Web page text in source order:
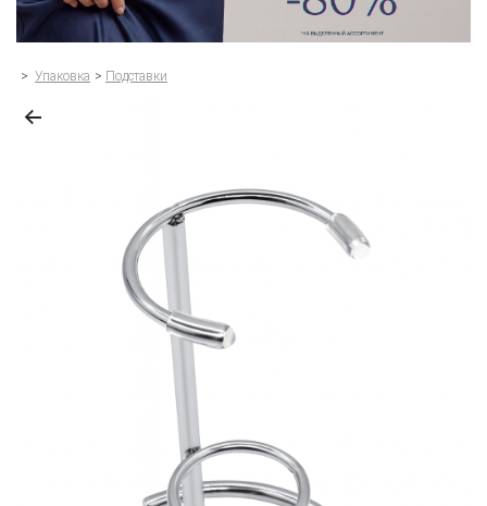
> Упаковка > Подставки